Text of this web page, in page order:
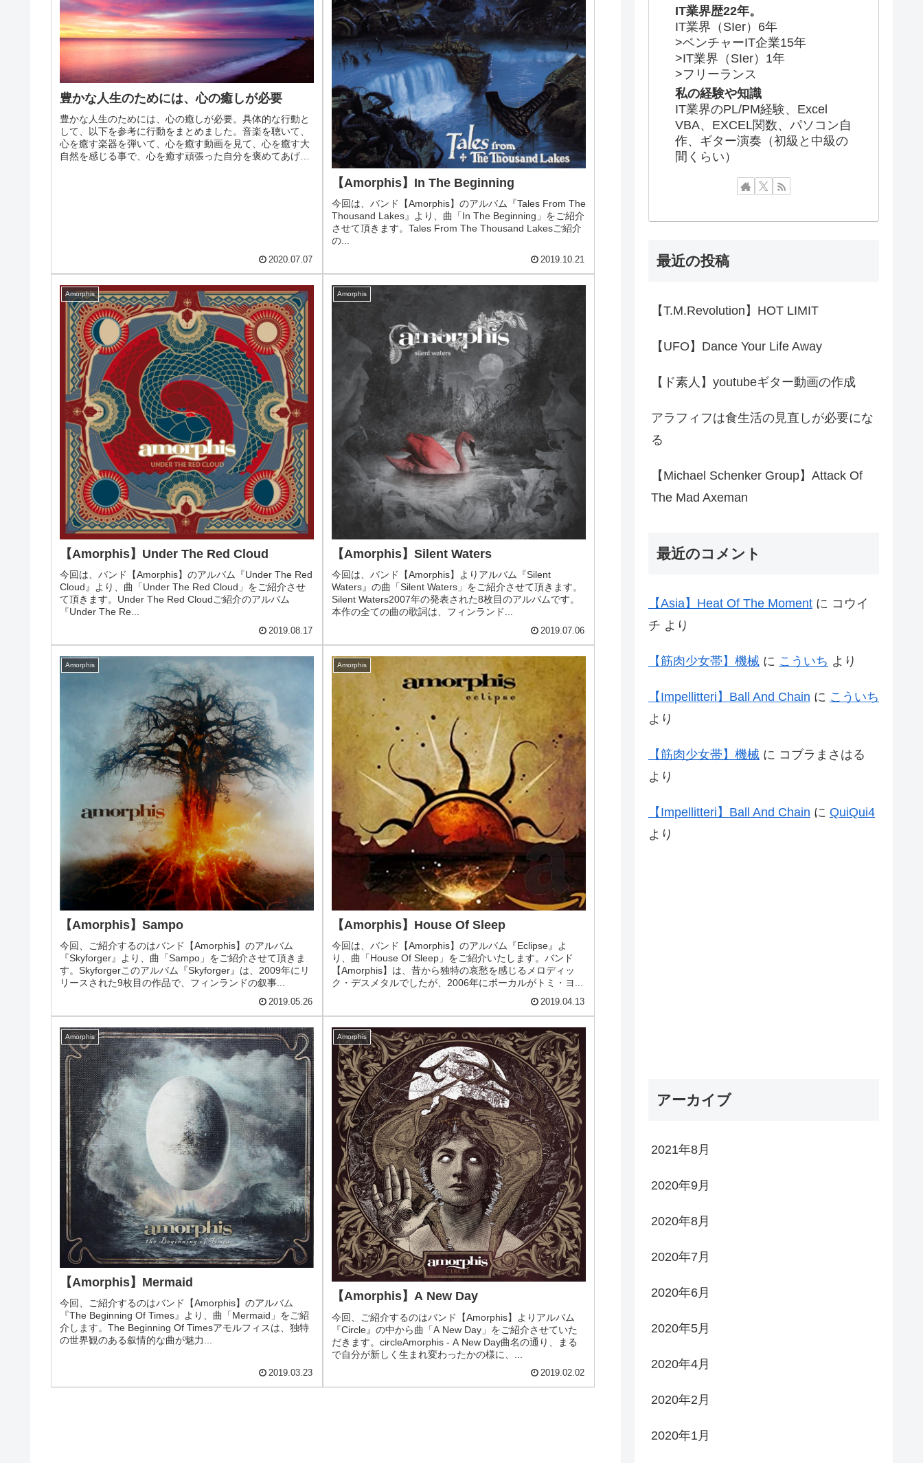
豊かな人生のためには、心の癒しが必要
豊かな人生のためには、心の癒しが必要。具体的な行動と
して、以下を参考に行動をまとめました。音楽を聴いて、
心を癒す楽器を弾いて、心を癒す動画を見て、心を癒す大
自然を感じる事で、心を癒す頑張った自分を褒めてあげる
2020.07.07
【Amorphis】In The Beginning
今回は、バンド【Amorphis】のアルバム『Tales From The
Thousand Lakes』より、曲「In The Beginning」をご紹介
させて頂きます。Tales From The Thousand Lakesご紹介
の...
2019.10.21
Amorphis
【Amorphis】Under The Red Cloud
今回は、バンド【Amorphis】のアルバム『Under The Red
Cloud』より、曲「Under The Red Cloud」をご紹介させ
て頂きます。Under The Red Cloudご紹介のアルバム
『Under The Re...
2019.08.17
Amorphis
【Amorphis】Silent Waters
今回は、バンド【Amorphis】よりアルバム『Silent
Waters』の曲「Silent Waters」をご紹介させて頂きます。
Silent Waters2007年の発表された8枚目のアルバムです。
本作の全ての曲の歌詞は、フィンランド...
2019.07.06
Amorphis
【Amorphis】Sampo
今回、ご紹介するのはバンド【Amorphis】のアルバム
『Skyforger』より、曲「Sampo」をご紹介させて頂きま
す。Skyforgerこのアルバム『Skyforger』は、2009年にリ
リースされた9枚目の作品で、フィンランドの叙事...
2019.05.26
Amorphis
【Amorphis】House Of Sleep
今回は、バンド【Amorphis】のアルバム『Eclipse』よ
り、曲「House Of Sleep」をご紹介いたします。バンド
【Amorphis】は、昔から独特の哀愁を感じるメロディッ
ク・デスメタルでしたが、2006年にボーカルがトミ・ヨ...
2019.04.13
Amorphis
【Amorphis】Mermaid
今回、ご紹介するのはバンド【Amorphis】のアルバム
『The Beginning Of Times』より、曲「Mermaid」をご紹
介します。The Beginning Of Timesアモルフィスは、独特
の世界観のある叙情的な曲が魅力...
2019.03.23
Amorphis
【Amorphis】A New Day
今回、ご紹介するのはバンド【Amorphis】よりアルバム
『Circle』の中から曲「A New Day」をご紹介させていた
だきます。circleAmorphis - A New Day曲名の通り、まる
で自分が新しく生まれ変わったかの様に、...
2019.02.02
IT業界歴22年。
IT業界（SIer）6年
>ベンチャーIT企業15年
>IT業界（SIer）1年
>フリーランス
私の経験や知識
IT業界のPL/PM経験、Excel
VBA、EXCEL関数、パソコン自
作、ギター演奏（初級と中級の
間くらい）
最近の投稿
【T.M.Revolution】HOT LIMIT
【UFO】Dance Your Life Away
【ド素人】youtubeギター動画の作成
アラフィフは食生活の見直しが必要にな
る
【Michael Schenker Group】Attack Of
The Mad Axeman
最近のコメント
【Asia】Heat Of The Moment に コウイ
チ より
【筋肉少女帯】機械 に こういち より
【Impellitteri】Ball And Chain に こういち
より
【筋肉少女帯】機械 に コブラまさはる
より
【Impellitteri】Ball And Chain に QuiQui4
より
アーカイブ
2021年8月
2020年9月
2020年8月
2020年7月
2020年6月
2020年5月
2020年4月
2020年2月
2020年1月